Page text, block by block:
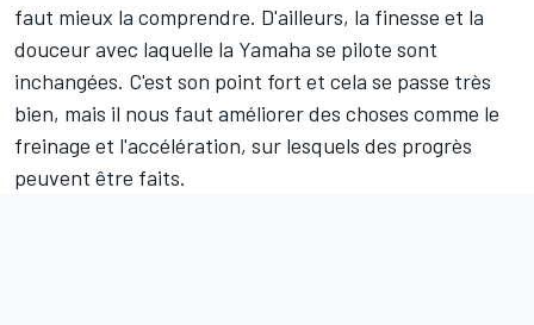
faut mieux la comprendre. D'ailleurs, la finesse et la
douceur avec laquelle la Yamaha se pilote sont
inchangées. C'est son point fort et cela se passe très
bien, mais il nous faut améliorer des choses comme le
freinage et l'accélération, sur lesquels des progrès
peuvent être faits.